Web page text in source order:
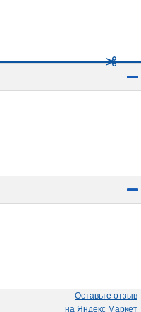
Оставьте отзыв
на Яндекс Маркет